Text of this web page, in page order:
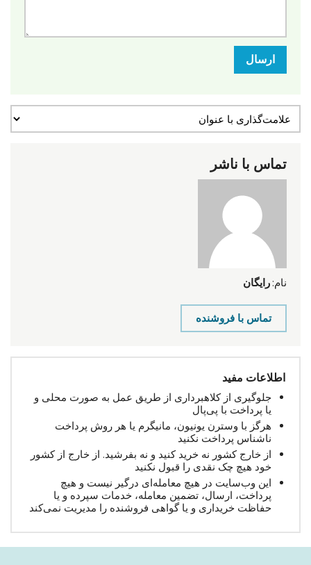
ارسال
تماس با ناشر
نام: رایگان
تماس با فروشنده
اطلاعات مفید
جلوگیری از کلاهبرداری از طریق عمل به صورت محلی و
یا پرداخت با پی‌پال
هرگز با وسترن یونیون، مانیگرم یا هر روش پرداخت
ناشناس پرداخت نکنید
از خارج کشور نه خرید کنید و نه بفرشید. از خارج از کشور
خود هیچ چک نقدی را قبول نکنید
این وب‌سایت در هیچ معامله‌ای درگیر نیست و هیچ
پرداخت، ارسال، تضمین معامله، خدمات سپرده و یا
حفاظت خریداری و یا گواهی فروشنده را مدیریت نمی‌کند